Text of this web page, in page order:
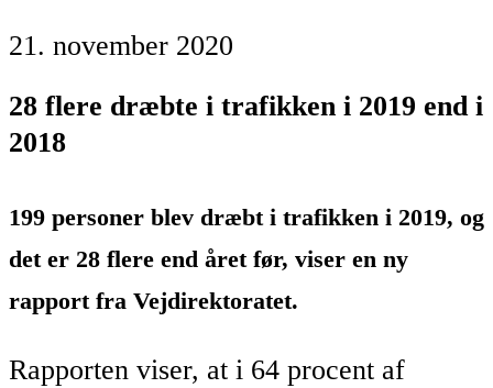
21. november 2020
28 flere dræbte i trafikken i 2019 end i
2018
199 personer blev dræbt i trafikken i 2019, og
det er 28 flere end året før, viser en ny
rapport fra Vejdirektoratet.
Rapporten viser, at i 64 procent af